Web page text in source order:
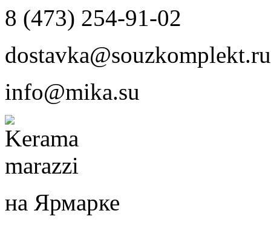
8 (473) 254-91-02
dostavka@souzkomplekt.ru
info@mika.su
на Ярмарке